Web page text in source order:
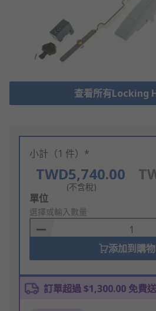
查看所有Locking
小計（1 件）*
TWD5,740.00
(不含稅)
Add
to
Basket
單位
選擇或輸入數量
添加到購
訂單超過 $1,300.00 免費